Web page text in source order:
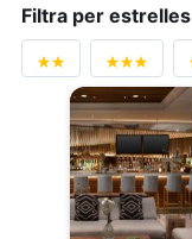
Filtra per estrelles